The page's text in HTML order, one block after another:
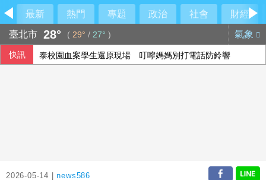
最新 熱門 專題 政治 社會
財經
臺北市 28° ( 29° / 27° ) 氣象
快訊 泰校園血案學生還原現場 叮嚀媽媽別打電話防鈴響
2026-05-14 |news586